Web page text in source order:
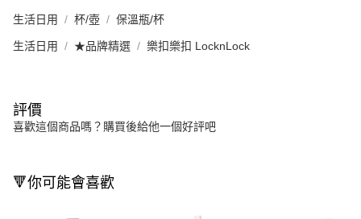
生活日用 杯/壺 保溫瓶/杯
生活日用 ★品牌精選 樂扣樂扣 LocknLock
評價
喜歡這個商品嗎？購買後給他一個好評吧
🔻你可能會喜歡